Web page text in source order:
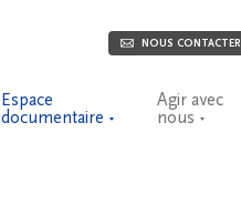
NOUS CONTACTER
Espace
documentaire
Agir avec
nous